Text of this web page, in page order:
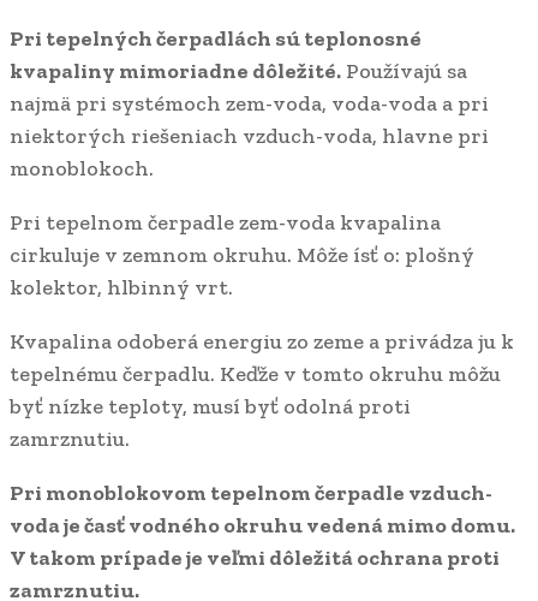
Pri tepelných čerpadlách sú teplonosné
kvapaliny mimoriadne dôležité. Používajú sa
najmä pri systémoch zem-voda, voda-voda a pri
niektorých riešeniach vzduch-voda, hlavne pri
monoblokoch.
Pri tepelnom čerpadle zem-voda kvapalina
cirkuluje v zemnom okruhu. Môže ísť o: plošný
kolektor, hlbinný vrt.
Kvapalina odoberá energiu zo zeme a privádza ju k
tepelnému čerpadlu. Keďže v tomto okruhu môžu
byť nízke teploty, musí byť odolná proti
zamrznutiu.
Pri monoblokovom tepelnom čerpadle vzduch-
voda je časť vodného okruhu vedená mimo domu.
V takom prípade je veľmi dôležitá ochrana proti
zamrznutiu.